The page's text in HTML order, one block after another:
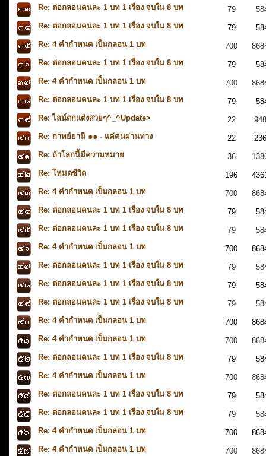
Re: ต่อกลอนคนละ 1 บท 1 เรื่อง จบใน 8 บท
79
Re: ต่อกลอนคนละ 1 บท 1 เรื่อง จบใน 8 บท
79
Re: 4 คำกำหนด เป็นกลอน 1 บท
700
Re: ต่อกลอนคนละ 1 บท 1 เรื่อง จบใน 8 บท
79
Re: 4 คำกำหนด เป็นกลอน 1 บท
700
Re: ต่อกลอนคนละ 1 บท 1 เรื่อง จบใน 8 บท
79
Re: ไลน์ตกแต่งสวยๆ^_^Update>
22
Re: กาพย์ยานี ๑๑ - แค่คนผ่านทาง
22
Re: ถ้าโลกนี้มีความหมาย
36
Re: โหมดชีวิต
196
Re: 4 คำกำหนด เป็นกลอน 1 บท
700
Re: ต่อกลอนคนละ 1 บท 1 เรื่อง จบใน 8 บท
79
Re: ต่อกลอนคนละ 1 บท 1 เรื่อง จบใน 8 บท
79
Re: 4 คำกำหนด เป็นกลอน 1 บท
700
Re: ต่อกลอนคนละ 1 บท 1 เรื่อง จบใน 8 บท
79
Re: ต่อกลอนคนละ 1 บท 1 เรื่อง จบใน 8 บท
79
Re: ต่อกลอนคนละ 1 บท 1 เรื่อง จบใน 8 บท
79
Re: 4 คำกำหนด เป็นกลอน 1 บท
700
Re: 4 คำกำหนด เป็นกลอน 1 บท
700
Re: ต่อกลอนคนละ 1 บท 1 เรื่อง จบใน 8 บท
79
Re: 4 คำกำหนด เป็นกลอน 1 บท
700
Re: ต่อกลอนคนละ 1 บท 1 เรื่อง จบใน 8 บท
79
Re: ต่อกลอนคนละ 1 บท 1 เรื่อง จบใน 8 บท
79
Re: 4 คำกำหนด เป็นกลอน 1 บท
700
Re: 4 คำกำหนด เป็นกลอน 1 บท
700